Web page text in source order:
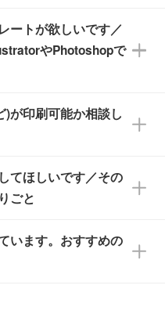
です。
かります。
心です。
料でデザインデー
STUDIOなどのデ
ザインを作成した
ロードしてご入稿
フがデータに不備
と確認してから印
ださい。
ートが欲しいです／
やPhotoshopで
トのご用意があり
方法・テンプレー
形式ですが、
てご利用いただけ
が印刷可能か相談し
かどうか、担当ス
す。
タッフ宛にメール
てほしいです／その
ごと
、担当スタッフが
軽にご相談くださ
います。おすすめの